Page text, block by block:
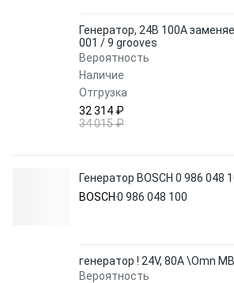
Генератор, 24В 100A
001 / 9 grooves
Вероятность
Наличие
Отгрузка
32 314 ₽
34 015 ₽
Генератор BOSCH 0 986 048
BOSCH 0 986 048 100
генератор ! 24V, 80A \Omn
Вероятность